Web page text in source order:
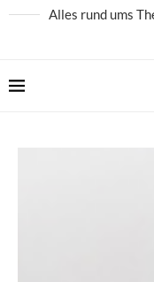
Alles rund ums